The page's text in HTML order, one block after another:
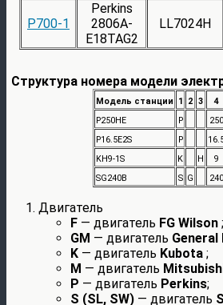
P700-1
Perkins
2806A-
E18TAG2
LL7024H
Структура номера модели
Модель станции 1 2 3 4
P250HE
P 250
P16.5E2S
P
KH9-1S
K H 9
SG240B
S G 240
Двигатель
F — двигатель FG Wilson ;
GM — двигатель
K — двигатель Kubota ;
M — двигатель
P — двигатель Perkins;
S (SL, SW) — двигатель